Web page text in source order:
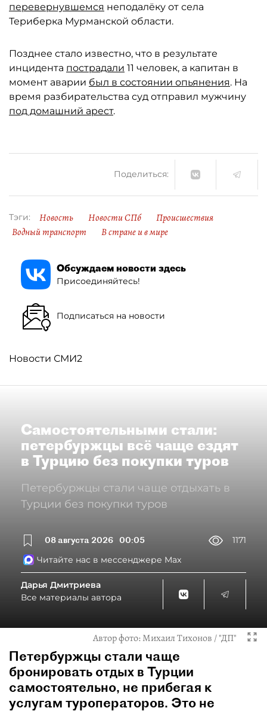
перевернувшемся неподалёку от села
Териберка Мурманской области.
Позднее стало известно, что в результате
инцидента пострадали 11 человек, а капитан в
момент аварии был в состоянии опьянения. На
время разбирательства суд отправил мужчину
под домашний арест.
Поделиться:
Тэги: Новость Новости СПб
Происшествия
Водный транспорт
В стране и в мире
Обсуждаем новости здесь
Присоединяйтесь!
Подписаться на новости
Новости СМИ2
Самостоятельными стали:
петербуржцы всё чаще ездят
в Турцию без покупки туров
Петербуржцы стали чаще отдыхать в
Турции без покупки туров
08 августа 2026 00:05
1171
Читайте нас в мессенджере Max
Дарья Дмитриева
Все материалы автора
Автор фото:Михаил Тихонов / "ДП"
Петербуржцы стали чаще
бронировать отдых в Турции
самостоятельно, не прибегая к
услугам туроператоров. Это не